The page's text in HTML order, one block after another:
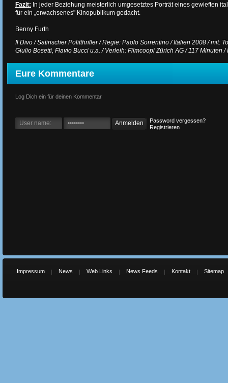
Fazit: In jeder Beziehung meisterlich umgesetztes Porträt eines gewieften
für ein „erwachsenes" Kinopublikum gedacht.
Benny Furth
Il Divo / Satirischer Politthriller / Regie: Paolo Sorrentino / Italien 2008 / mit:
Giulio Bosetti, Flavio Bucci u.a. / Verleih: Filmcoopi Zürich AG / 117 Minuten
Eure Kommentare
Log Dich ein für deinen Kommentar
Password vergessen?
Registrieren
Impressum News Web Links News Feeds Kontakt Sitemap